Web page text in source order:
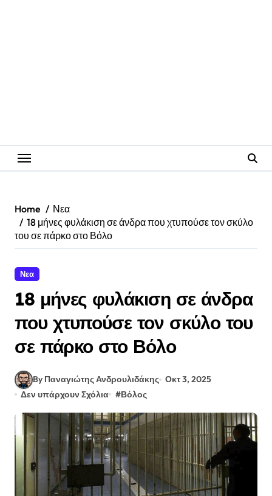
Home
Νεα
18 μήνες φυλάκιση σε άνδρα που χτυπούσε τον σκύλο
του σε πάρκο στο Βόλο
Νεα
18 μήνες φυλάκιση σε άνδρα
που χτυπούσε τον σκύλο του
σε πάρκο στο Βόλο
By Παναγιώτης Ανδρουλιδάκης Οκτ 3, 2025
Δεν υπάρχουν Σχόλια #Βόλος